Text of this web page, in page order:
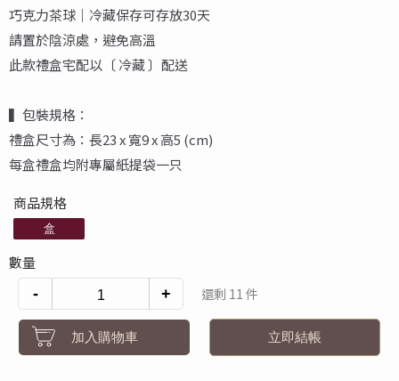
巧克力茶球｜冷藏保存可存放30天
請置於陰涼處，避免高溫
此款禮盒宅配以〔 冷藏 〕配送
▍包裝規格：
禮盒尺寸為：長23 x 寬9 x 高5 (cm)
每盒禮盒均附專屬紙提袋一只
商品規格
盒
數量
- + 還剩 11 件
加入購物車 立即結帳